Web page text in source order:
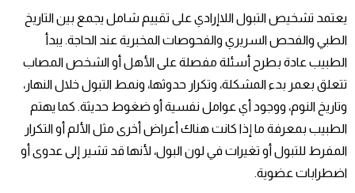
يعتمد تشخيص التبول اللاإرادي على تقييم شامل يجمع بين التاريخ
الطبي والفحص السريري والفحوصات المخبرية عند الحاجة. يبدأ
الطبيب عادة بطرح أسئلة مفصلة على الأهل أو الشخص المصاب
تتعلق بعمر بدء المشكلة، وتكرار حدوثها، ونمط التبول خلال النهار،
وتاريخ النوم، ووجود أي عوامل نفسية أو ضغوط حديثة. كما يهتم
الطبيب بمعرفة ما إذا كانت هناك أعراض أخرى مثل الألم أو التكرار
المفرط للتبول أو تغيرات في لون البول، لأنها قد تشير إلى عدوى أو
اضطرابات عضوية.